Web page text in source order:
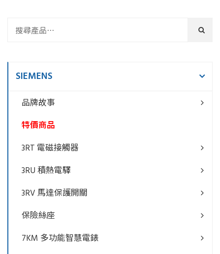
SIEMENS
品牌故事
特價商品
3RT 電磁接觸器
3RU 積熱電驛
3RV 馬達保護開關
保險絲座
7KM 多功能智慧電錶